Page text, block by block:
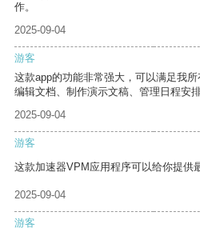
作。
2025-09-04
游客
这款app的功能非常强大，可以满足我
编辑文档、制作演示文稿、管理日程安排
2025-09-04
游客
这款加速器VPM应用程序可以给你提供
2025-09-04
游客